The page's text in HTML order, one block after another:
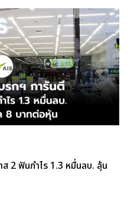
2 ฟันกำไร 1.3 หมื่นลบ. ลุ้น